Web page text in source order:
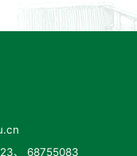
、 68755083